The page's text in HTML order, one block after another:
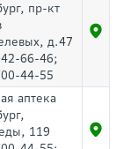
пр-кт
д.47
66-46;
44-55
аптека
119